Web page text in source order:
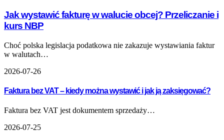
Jak wystawić fakturę w walucie obcej? Przeliczanie i
kurs NBP
Choć polska legislacja podatkowa nie zakazuje wystawiania faktur
w walutach…
2026-07-26
Faktura bez VAT – kiedy można wystawić i jak ją zaksięgować?
Faktura bez VAT jest dokumentem sprzedaży…
2026-07-25